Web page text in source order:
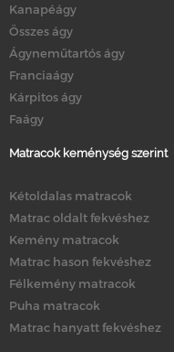
Kanapéágy
Összes ágy
Ágyneműtartós ágy
Franciaágy
Kárpitos ágy
Faágy
Matracok keménység szerint
Kétoldalas matracok
Matrac oldalt fekvéshez
Kemény matracok
Matrac hason fekvéshez
Félkemény matracok
Puha matracok
Matrac hanyatt fekvéshez